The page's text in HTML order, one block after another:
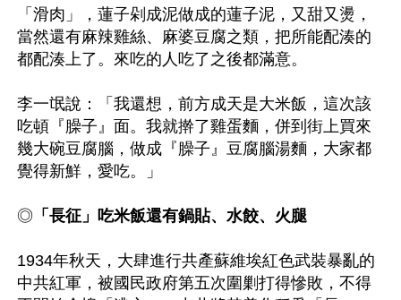
「滑肉」，蓮子剁成泥做成的蓮子泥，又甜又燙，
當然還有麻辣雞絲、麻婆豆腐之類，把所能配湊的
都配湊上了。來吃的人吃了之後都滿意。
李一氓說：「我還想，前方成天是大米飯，這次該
吃頓『臊子』面。我就擀了雞蛋麵，併到街上買來
幾大碗豆腐腦，做成『臊子』豆腐腦湯麵，大家都
覺得新鮮，愛吃。」
◎ 「長征」吃米飯還有鍋貼、水餃、火腿
1934年秋天，大肆進行共產蘇維埃紅色武裝暴亂的
中共紅軍，被國民政府第五次圍剿打得慘敗，不得